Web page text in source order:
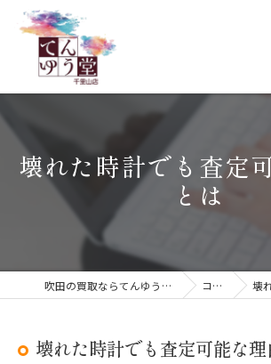
壊れた時計でも査定
とは
吹田の買取ならてんゆう堂 千里山店 コラム 壊れ
壊れた時計でも査定可能な